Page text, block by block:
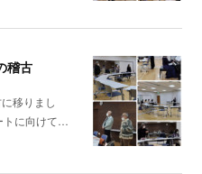
稽古
移りまし
トに向けて…